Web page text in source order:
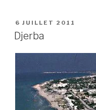
PUBLIÉ
LE
6 JUILLET 2011
Djerba